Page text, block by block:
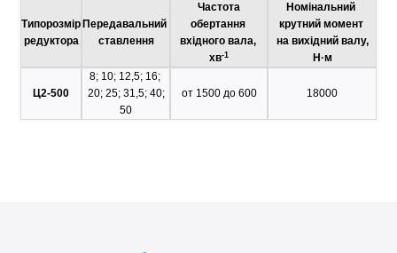
Типорозмір
редуктора
Передавальний
ставлення
Частота
обертання
вхідного вала,
хв-1
Номінальний
крутний момент
на вихідний валу,
Н·м
Ц2-500
8; 10; 12,5; 16;
20; 25; 31,5; 40;
50
от 1500 до 600 18000